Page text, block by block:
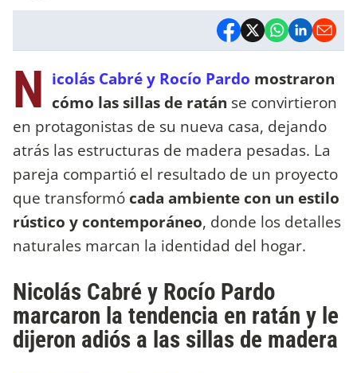
N icolás Cabré y Rocío Pardo mostraron
cómo las sillas de ratán se convirtieron
en protagonistas de su nueva casa, dejando
atrás las estructuras de madera pesadas. La
pareja compartió el resultado de un proyecto
que transformó cada ambiente con un estilo
rústico y contemporáneo, donde los detalles
naturales marcan la identidad del hogar.
Nicolás Cabré y Rocío Pardo
marcaron la tendencia en ratán y le
dijeron adiós a las sillas de madera